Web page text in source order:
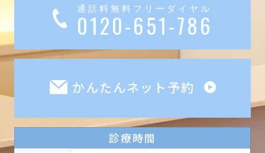
通話料無料フリーダイヤル
0120-651-786
かんたんネット予約
診療時間